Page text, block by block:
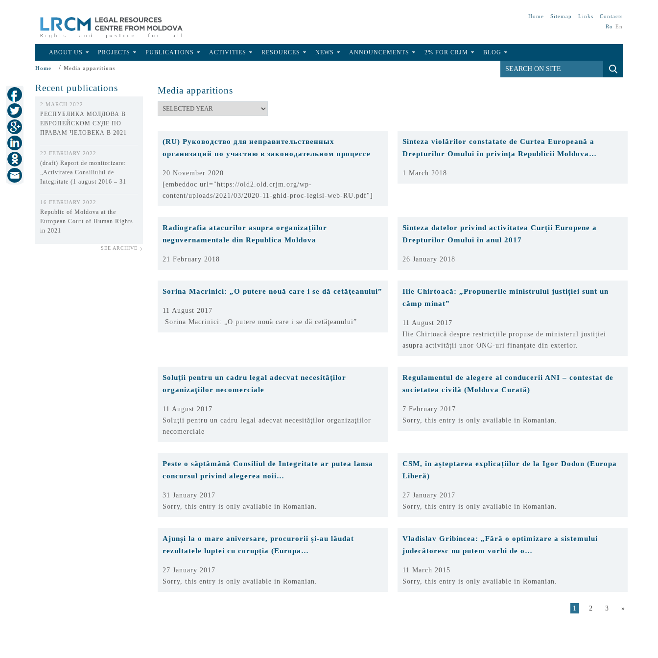
Home Sitemap Links
Contacts
Ro En
ABOUT US PROJECTS PUBLICATIONS ACTIVITIES RESOURCES NEWS ANNOUNCEMENTS 2% FOR CRJM BLOG
Home / Media apparitions
Recent publications
2 MARCH 2022
РЕСПУБЛИКА МОЛДОВА В
ЕВРОПЕЙСКОМ СУДЕ ПО
ПРАВАМ ЧЕЛОВЕКА В 2021
22 FEBRUARY 2022
(draft) Raport de monitorizare:
„Activitatea Consiliului de
Integritate (1 august 2016 – 31
16 FEBRUARY 2022
Republic of Moldova at the
European Court of Human Rights
in 2021
SEE ARCHIVE
Media apparitions
(RU) Руководство для неправительственных
организаций по участию в законодательном процессе
20 November 2020
[embeddoc url="https://old2.old.crjm.org/wp-
content/uploads/2021/03/2020-11-ghid-proc-legisl-web-RU.pdf"]
Sinteza violărilor constatate de Curtea Europeană a
Drepturilor Omului în privinţa Republicii Moldova…
1 March 2018
Radiografia atacurilor asupra organizațiilor
neguvernamentale din Republica Moldova
21 February 2018
Sinteza datelor privind activitatea Curții Europene a
Drepturilor Omului în anul 2017
26 January 2018
Sorina Macrinici: „O putere nouă care i se dă cetăţeanului”
11 August 2017
Sorina Macrinici: „O putere nouă care i se dă cetăţeanului”
Ilie Chirtoacă: „Propunerile ministrului justiției sunt un
câmp minat”
11 August 2017
Ilie Chirtoacă despre restricțiile propuse de ministerul justiției
asupra activității unor ONG-uri finanțate din exterior.
Soluţii pentru un cadru legal adecvat necesităţilor
organizaţiilor necomerciale
11 August 2017
Soluţii pentru un cadru legal adecvat necesităţilor organizaţiilor
necomerciale
Regulamentul de alegere al conducerii ANI – contestat de
societatea civilă (Moldova Curată)
7 February 2017
Sorry, this entry is only available in Romanian.
Peste o săptămână Consiliul de Integritate ar putea lansa
concursul privind alegerea noii…
31 January 2017
Sorry, this entry is only available in Romanian.
CSM, în așteptarea explicațiilor de la Igor Dodon (Europa
Liberă)
27 January 2017
Sorry, this entry is only available in Romanian.
Ajunși la o mare aniversare, procurorii și-au lăudat
rezultatele luptei cu corupția (Europa…
27 January 2017
Sorry, this entry is only available in Romanian.
Vladislav Gribincea: „Fără o optimizare a sistemului
judecătoresc nu putem vorbi de o…
11 March 2015
Sorry, this entry is only available in Romanian.
1 2 3 »